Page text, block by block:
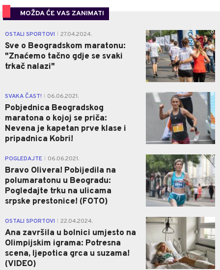
MOŽDA ĆE VAS ZANIMATI
OSTALI SPORTOVI 27.04.2024.
Sve o Beogradskom maratonu:
"Znaćemo tačno gdje se svaki
trkač nalazi"
0
SVAKA ČAST! 06.06.2021.
Pobjednica Beogradskog
maratona o kojoj se priča:
Nevena je kapetan prve klase i
pripadnica Kobri!
0
POGLEDAJTE 06.06.2021.
Bravo Olivera! Pobijedila na
polumaratonu u Beogradu:
Pogledajte trku na ulicama
srpske prestonice! (FOTO)
0
OSTALI SPORTOVI 22.04.2024.
Ana završila u bolnici umjesto na
Olimpijskim igrama: Potresna
scena, ljepotica grca u suzama!
(VIDEO)